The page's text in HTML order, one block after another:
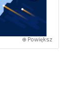
⊕ Powiększ